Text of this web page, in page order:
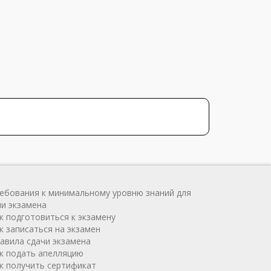
к минимальному уровню знаний для
экзамена
подготовиться к экзамену
записаться на экзамен
сдачи экзамена
подать апелляцию
получить сертификат